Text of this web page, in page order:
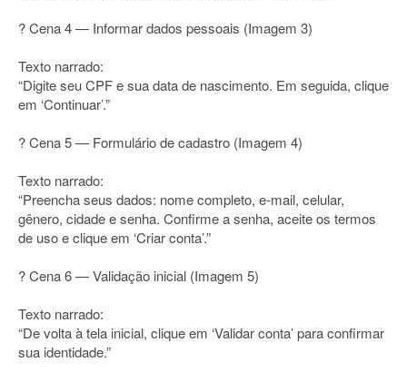
? Cena 4 — Informar dados pessoais (Imagem 3)
Texto narrado:
“Digite seu CPF e sua data de nascimento. Em seguida, clique
em ‘Continuar’.”
? Cena 5 — Formulário de cadastro (Imagem 4)
Texto narrado:
“Preencha seus dados: nome completo, e-mail, celular,
gênero, cidade e senha. Confirme a senha, aceite os termos
de uso e clique em ‘Criar conta’.”
? Cena 6 — Validação inicial (Imagem 5)
Texto narrado:
“De volta à tela inicial, clique em ‘Validar conta’ para confirmar
sua identidade.”